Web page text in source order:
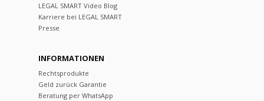
LEGAL SMART Video Blog
Karriere bei LEGAL SMART
Presse
INFORMATIONEN
Rechtsprodukte
Geld zurück Garantie
Beratung per WhatsApp